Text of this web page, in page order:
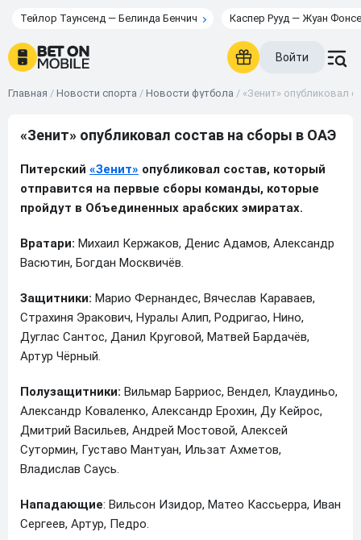
Тейлор Таунсенд — Белинда Бенчич Каспер Рууд — Жуан
Войти
Главная / Новости спорта / Новости футбола / «Зенит» опубликовал
«Зенит» опубликовал состав на сборы в ОАЭ
Питерский «Зенит» опубликовал состав, который
отправится на первые сборы команды, которые
пройдут в Объединенных арабских эмиратах.
Вратари: Михаил Кержаков, Денис Адамов, Александр
Васютин, Богдан Москвичёв.
Защитники: Марио Фернандес, Вячеслав Караваев,
Страхиня Эракович, Нуралы Алип, Родригао, Нино,
Дуглас Сантос, Данил Круговой, Матвей Бардачёв,
Артур Чёрный.
Полузащитники: Вильмар Барриос, Вендел, Клаудиньо,
Александр Коваленко, Александр Ерохин, Ду Кейрос,
Дмитрий Васильев, Андрей Мостовой, Алексей
Сутормин, Густаво Мантуан, Ильзат Ахметов,
Владислав Саусь.
Нападающие: Вильсон Изидор, Матео Кассьерра, Иван
Сергеев, Артур, Педро.